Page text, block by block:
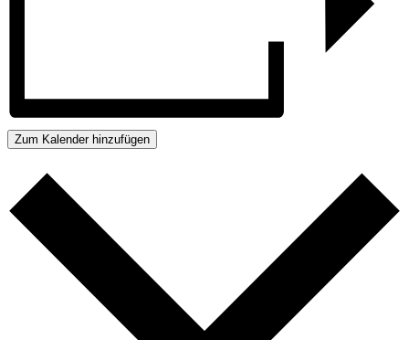
Zum Kalender hinzufügen